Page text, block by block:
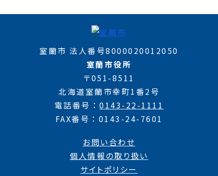
室蘭市 法人番号8000020012050
室蘭市役所
〒051-8511
北海道室蘭市幸町1番2号
電話番号
0143-22-1111
FAX番号
0143-24-7601
お問い合わせ
個人情報の取り扱い
サイトポリシー